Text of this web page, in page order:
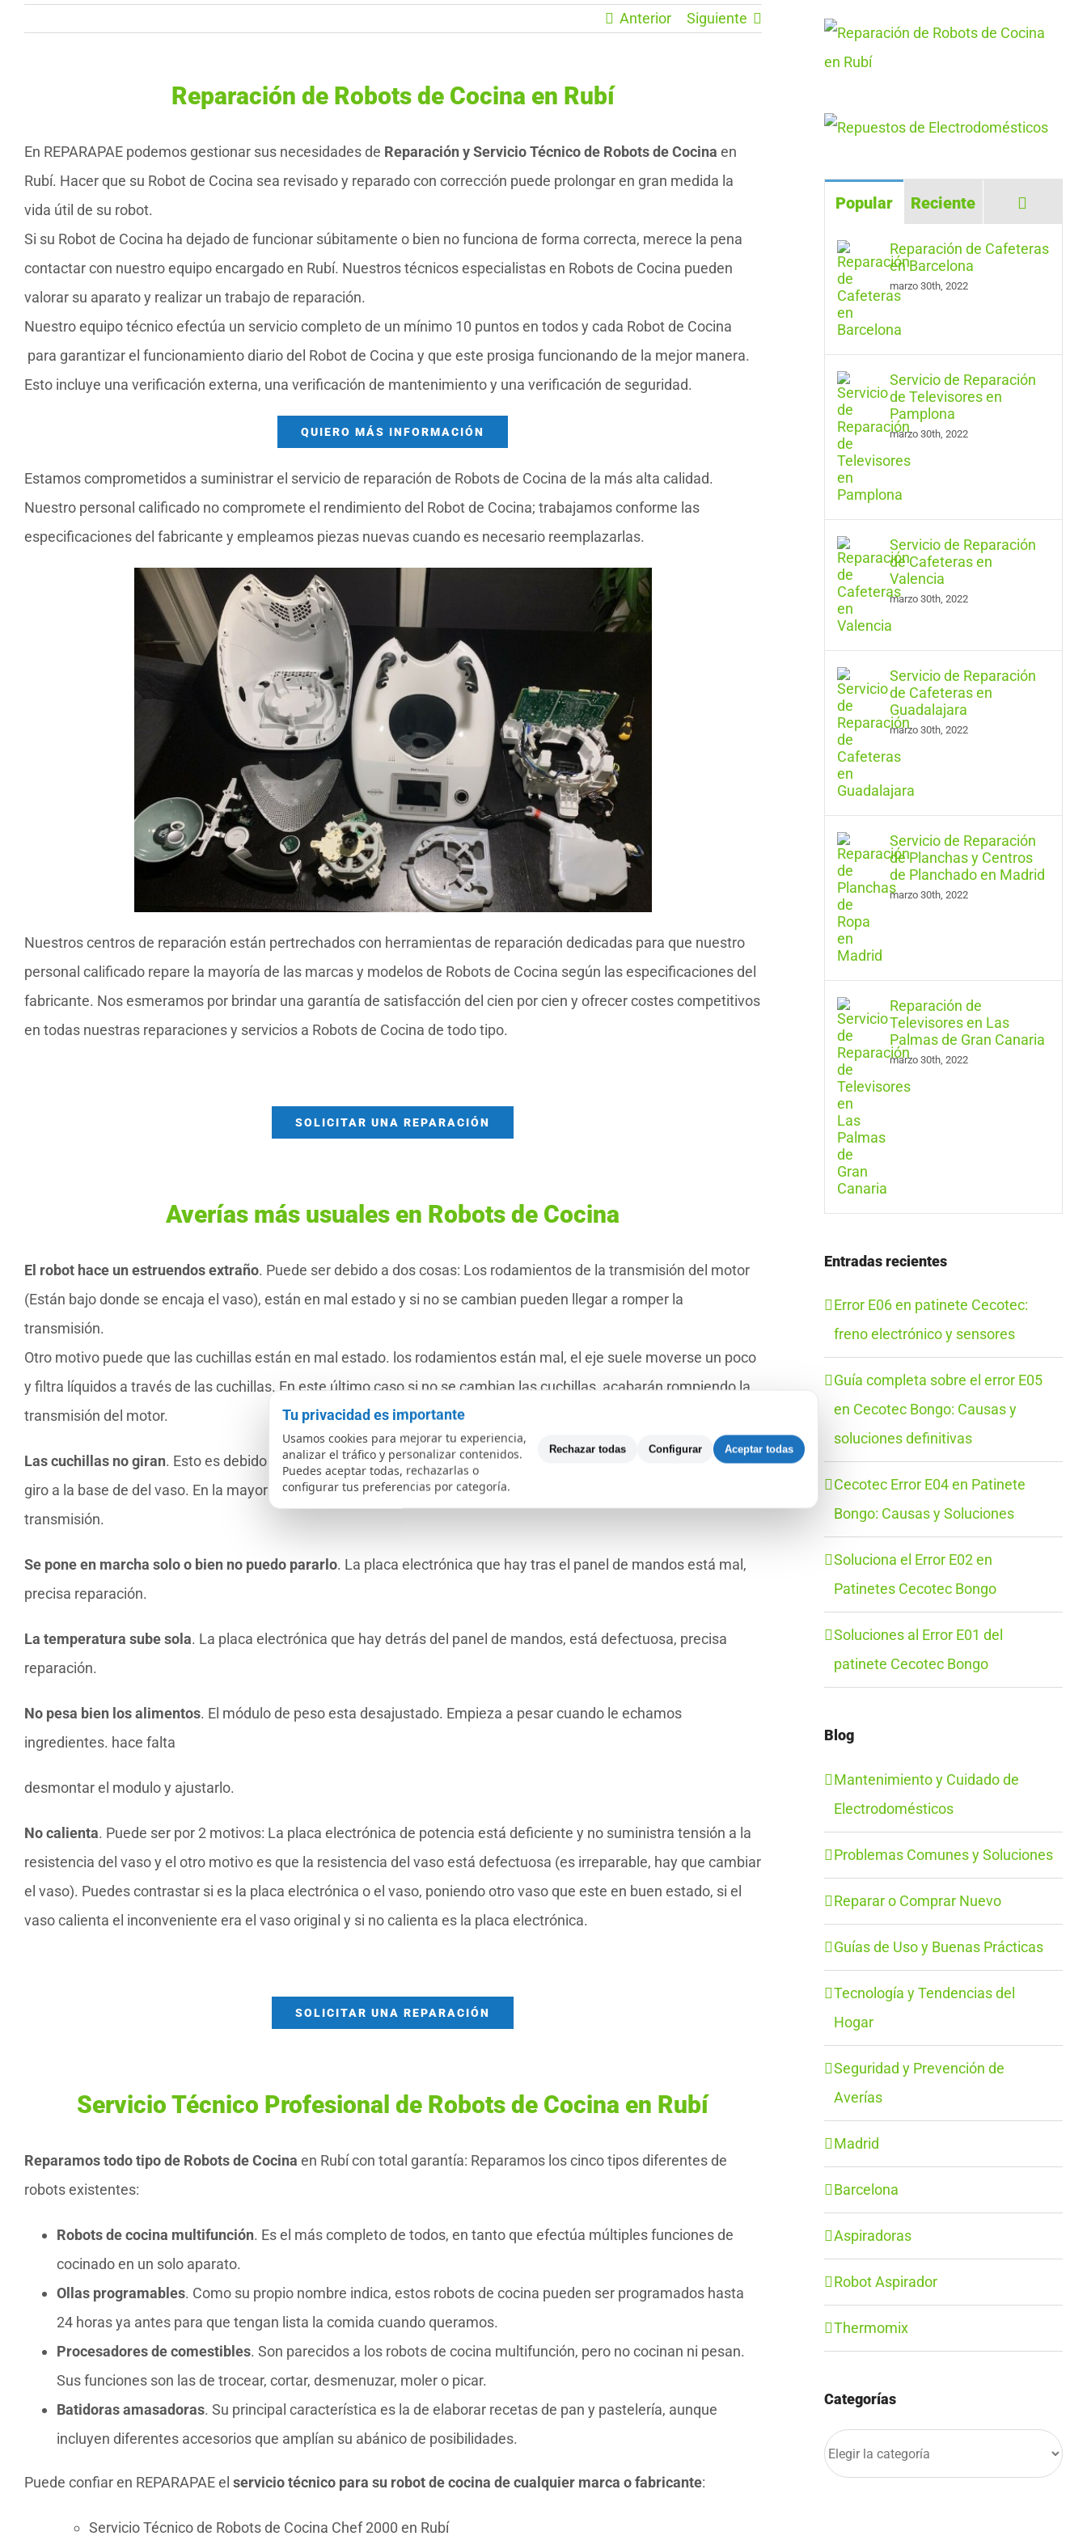
Anterior Siguiente
Reparación de Robots de Cocina en Rubí
En REPARAPAE podemos gestionar sus necesidades de Reparación y Servicio Técnico de Robots de Cocina en
Rubí. Hacer que su Robot de Cocina sea revisado y reparado con corrección puede prolongar en gran medida la
vida útil de su robot.
Si su Robot de Cocina ha dejado de funcionar súbitamente o bien no funciona de forma correcta, merece la pena
contactar con nuestro equipo encargado en Rubí. Nuestros técnicos especialistas en Robots de Cocina pueden
valorar su aparato y realizar un trabajo de reparación.
Nuestro equipo técnico efectúa un servicio completo de un mínimo 10 puntos en todos y cada Robot de Cocina
para garantizar el funcionamiento diario del Robot de Cocina y que este prosiga funcionando de la mejor manera.
Esto incluye una verificación externa, una verificación de mantenimiento y una verificación de seguridad.
QUIERO MÁS INFORMACIÓN
Estamos comprometidos a suministrar el servicio de reparación de Robots de Cocina de la más alta calidad.
Nuestro personal calificado no compromete el rendimiento del Robot de Cocina; trabajamos conforme las
especificaciones del fabricante y empleamos piezas nuevas cuando es necesario reemplazarlas.
Nuestros centros de reparación están pertrechados con herramientas de reparación dedicadas para que nuestro
personal calificado repare la mayoría de las marcas y modelos de Robots de Cocina según las especificaciones del
fabricante. Nos esmeramos por brindar una garantía de satisfacción del cien por cien y ofrecer costes competitivos
en todas nuestras reparaciones y servicios a Robots de Cocina de todo tipo.
SOLICITAR UNA REPARACIÓN
Averías más usuales en Robots de Cocina
El robot hace un estruendos extraño. Puede ser debido a dos cosas: Los rodamientos de la transmisión del motor
(Están bajo donde se encaja el vaso), están en mal estado y si no se cambian pueden llegar a romper la
transmisión.
Otro motivo puede que las cuchillas están en mal estado. los rodamientos están mal, el eje suele moverse un poco
y filtra líquidos a través de las cuchillas. En este último caso si no se cambian las cuchillas, acabarán rompiendo la
transmisión del motor.
Las cuchillas no giran. Esto es debido a que la transmisión se ha roto. El motor marcha bien pero no transmite su
giro a la base de del vaso. En la mayor parte de los casos los rodamientos estaban mal y rompió la polea de
transmisión.
Se pone en marcha solo o bien no puedo pararlo. La placa electrónica que hay tras el panel de mandos está mal,
precisa reparación.
La temperatura sube sola. La placa electrónica que hay detrás del panel de mandos, está defectuosa, precisa
reparación.
No pesa bien los alimentos. El módulo de peso esta desajustado. Empieza a pesar cuando le echamos
ingredientes. hace falta
desmontar el modulo y ajustarlo.
No calienta. Puede ser por 2 motivos: La placa electrónica de potencia está deficiente y no suministra tensión a la
resistencia del vaso y el otro motivo es que la resistencia del vaso está defectuosa (es irreparable, hay que cambiar
el vaso). Puedes contrastar si es la placa electrónica o el vaso, poniendo otro vaso que este en buen estado, si el
vaso calienta el inconveniente era el vaso original y si no calienta es la placa electrónica.
SOLICITAR UNA REPARACIÓN
Servicio Técnico Profesional de Robots de Cocina en Rubí
Reparamos todo tipo de Robots de Cocina en Rubí con total garantía: Reparamos los cinco tipos diferentes de
robots existentes:
Robots de cocina multifunción. Es el más completo de todos, en tanto que efectúa múltiples funciones de
cocinado en un solo aparato.
Ollas programables. Como su propio nombre indica, estos robots de cocina pueden ser programados hasta
24 horas ya antes para que tengan lista la comida cuando queramos.
Procesadores de comestibles. Son parecidos a los robots de cocina multifunción, pero no cocinan ni pesan.
Sus funciones son las de trocear, cortar, desmenuzar, moler o picar.
Batidoras amasadoras. Su principal característica es la de elaborar recetas de pan y pastelería, aunque
incluyen diferentes accesorios que amplían su abánico de posibilidades.
Puede confiar en REPARAPAE el servicio técnico para su robot de cocina de cualquier marca o fabricante:
Servicio Técnico de Robots de Cocina Chef 2000 en Rubí
Popular Reciente
Reparación de Cafeteras
en Barcelona
marzo 30th, 2022
Servicio de Reparación
de Televisores en
Pamplona
marzo 30th, 2022
Servicio de Reparación
de Cafeteras en
Valencia
marzo 30th, 2022
Servicio de Reparación
de Cafeteras en
Guadalajara
marzo 30th, 2022
Servicio de Reparación
de Planchas y Centros
de Planchado en Madrid
marzo 30th, 2022
Reparación de
Televisores en Las
Palmas de Gran Canaria
marzo 30th, 2022
Entradas recientes
Error E06 en patinete Cecotec:
freno electrónico y sensores
Guía completa sobre el error E05
en Cecotec Bongo: Causas y
soluciones definitivas
Cecotec Error E04 en Patinete
Bongo: Causas y Soluciones
Soluciona el Error E02 en
Patinetes Cecotec Bongo
Soluciones al Error E01 del
patinete Cecotec Bongo
Blog
Mantenimiento y Cuidado de
Electrodomésticos
Problemas Comunes y Soluciones
Reparar o Comprar Nuevo
Guías de Uso y Buenas Prácticas
Tecnología y Tendencias del
Hogar
Seguridad y Prevención de
Averías
Madrid
Barcelona
Aspiradoras
Robot Aspirador
Thermomix
Categorías
Categorías
Tu privacidad es importante
Usamos cookies para mejorar tu experiencia,
analizar el tráfico y personalizar contenidos.
Puedes aceptar todas, rechazarlas o
configurar tus preferencias por categoría.
Rechazar todas Configurar Aceptar todas